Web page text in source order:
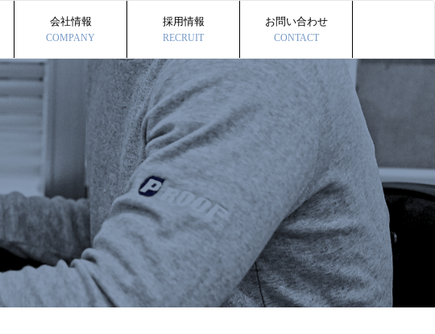
会社情報
COMPANY
採用情報
RECRUIT
お問い合わせ
CONTACT